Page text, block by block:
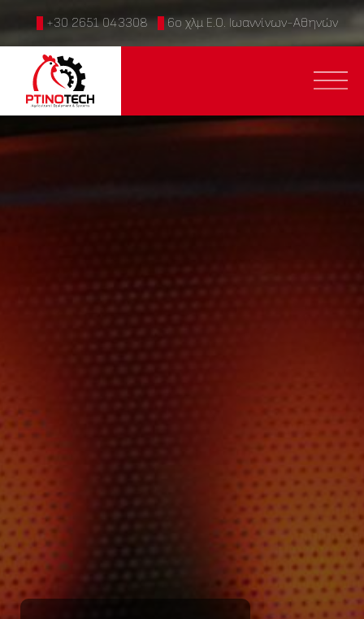
+30 2651 043308 6ο χλμ Ε.Ο. Ιωαννίνων-Αθηνών